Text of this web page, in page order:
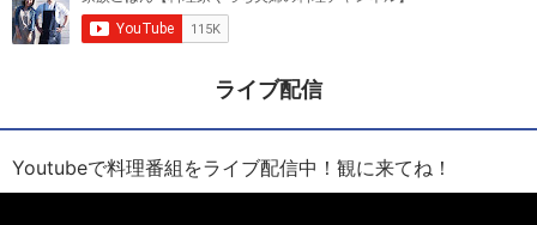
ライブ配信
Youtubeで料理番組をライブ配信中！観に来てね！